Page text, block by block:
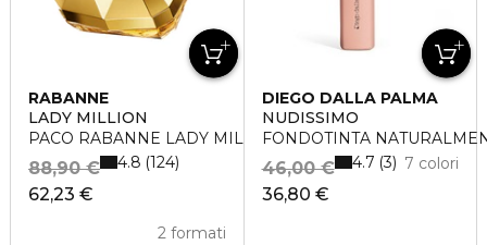
RABANNE
LADY MILLION
PACO RABANNE LADY MILLION Eau de Parfum
62,23 €
88,90 €
2 formati
4.8 124
DIEGO DALLA PALMA
NUDISSIMO
FONDOTINTA
36,80 €
46,00 € 7 colori
4.7 3